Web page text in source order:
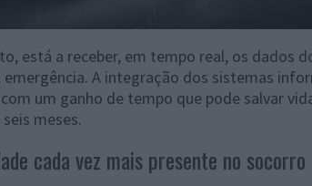
está a receber, em tempo real, os dados
emergência. A integração dos sistemas
um ganho de tempo que pode salvar
meses.
cada vez mais presente no socorro